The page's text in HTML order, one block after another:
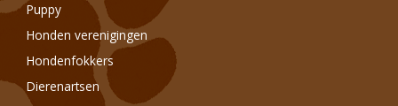
Puppy
Honden verenigingen
Hondenfokkers
Dierenartsen